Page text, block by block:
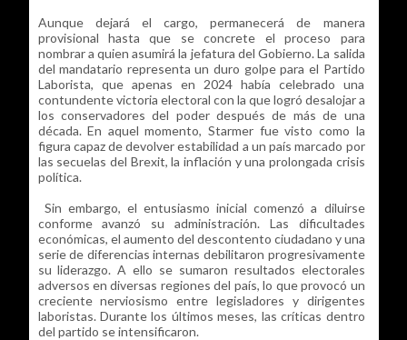
Aunque dejará el cargo, permanecerá de manera
provisional hasta que se concrete el proceso para
nombrar a quien asumirá la jefatura del Gobierno. La salida
del mandatario representa un duro golpe para el Partido
Laborista, que apenas en 2024 había celebrado una
contundente victoria electoral con la que logró desalojar a
los conservadores del poder después de más de una
década. En aquel momento, Starmer fue visto como la
figura capaz de devolver estabilidad a un país marcado por
las secuelas del Brexit, la inflación y una prolongada crisis
política.
Sin embargo, el entusiasmo inicial comenzó a diluirse
conforme avanzó su administración. Las dificultades
económicas, el aumento del descontento ciudadano y una
serie de diferencias internas debilitaron progresivamente
su liderazgo. A ello se sumaron resultados electorales
adversos en diversas regiones del país, lo que provocó un
creciente nerviosismo entre legisladores y dirigentes
laboristas. Durante los últimos meses, las críticas dentro
del partido se intensificaron.